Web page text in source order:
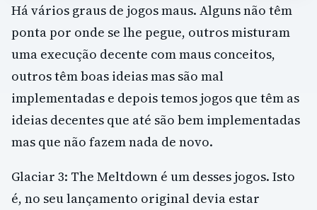
Há vários graus de jogos maus. Alguns não têm
ponta por onde se lhe pegue, outros misturam
uma execução decente com maus conceitos,
outros têm boas ideias mas são mal
implementadas e depois temos jogos que têm as
ideias decentes que até são bem implementadas
mas que não fazem nada de novo.
Glaciar 3: The Meltdown é um desses jogos. Isto
é, no seu lançamento original devia estar